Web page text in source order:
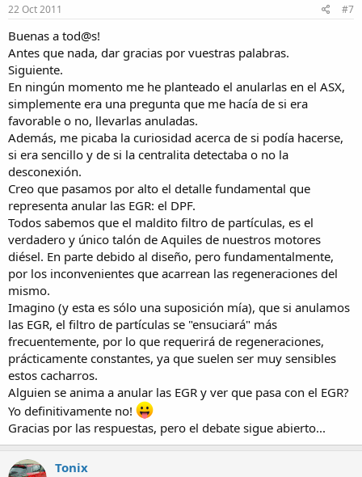
error la centralita.
Bueno, luego del tocho infumable, pregunto:
Alguien ha anulado las válvulas en el ASX? (imagino que no)
Creéis que vale la pena? (imagino que puede ser)
Si no llegamos a ningún sitio con este post, por lo menos espero
que a alguien le haya interesado el tema...
Saludos!
22 Oct 2011 #7
Buenas a tod@s!
Antes que nada, dar gracias por vuestras palabras.
Siguiente.
En ningún momento me he planteado el anularlas en el ASX,
simplemente era una pregunta que me hacía de si era
favorable o no, llevarlas anuladas.
Además, me picaba la curiosidad acerca de si podía hacerse,
si era sencillo y de si la centralita detectaba o no la
desconexión.
Creo que pasamos por alto el detalle fundamental que
representa anular las EGR: el DPF.
Todos sabemos que el maldito filtro de partículas, es el
verdadero y único talón de Aquiles de nuestros motores
diésel. En parte debido al diseño, pero fundamentalmente,
por los inconvenientes que acarrean las regeneraciones del
mismo.
Imagino (y esta es sólo una suposición mía), que si anulamos
las EGR, el filtro de partículas se "ensuciará" más
frecuentemente, por lo que requerirá de regeneraciones,
prácticamente constantes, ya que suelen ser muy sensibles
estos cacharros.
Alguien se anima a anular las EGR y ver que pasa con el EGR?
Yo definitivamente no!
Gracias por las respuestas, pero el debate sigue abierto...
Tonix